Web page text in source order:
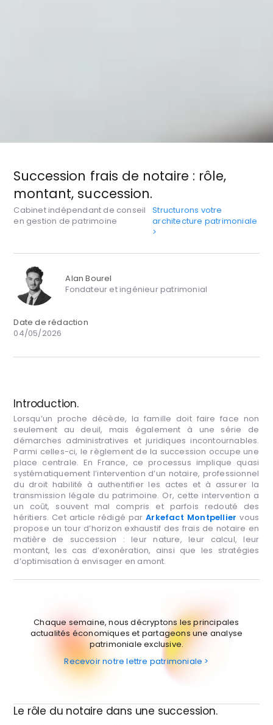
Succession frais de notaire : rôle,
montant, succession.
Cabinet indépendant de conseil
en gestion de patrimoine
Structurons votre
architecture patrimoniale
>
Alan Bourel
Fondateur et ingénieur patrimonial
Date de rédaction
04/05/2026
Introduction.
Lorsqu’un proche décède, la famille doit faire face non
seulement au deuil, mais également à une série de
démarches administratives et juridiques incontournables.
Parmi celles-ci, le règlement de la succession occupe une
place centrale. En France, ce processus implique quasi
systématiquement l’intervention d’un notaire, professionnel
du droit habilité à authentifier les actes et à assurer la
transmission légale du patrimoine. Or, cette intervention a
un coût, souvent mal compris et parfois redouté des
héritiers. Cet article rédigé parArkefact Montpellier vous
propose un tour d’horizon exhaustif des frais de notaire en
matière de succession : leur nature, leur calcul, leur
montant, les cas d’exonération, ainsi que les stratégies
d’optimisation à envisager en amont.
Chaque semaine, nous décryptons les principales
actualités économiques et partageons une analyse
patrimoniale exclusive.
Recevoir notre lettre patrimoniale >
Le rôle du notaire dans une succession.